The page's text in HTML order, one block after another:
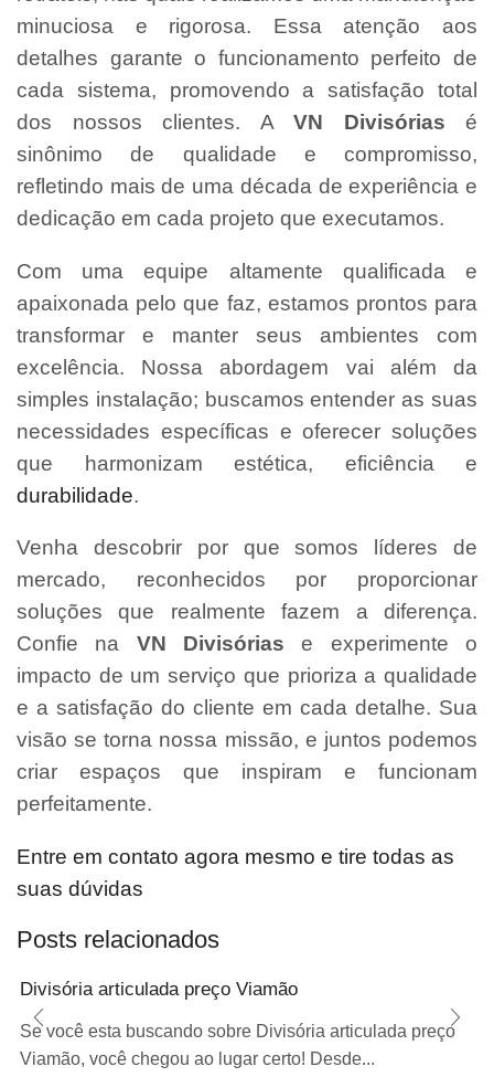
minuciosa e rigorosa. Essa atenção aos
detalhes garante o funcionamento perfeito de
cada sistema, promovendo a satisfação total
dos nossos clientes. A VN Divisórias é
sinônimo de qualidade e compromisso,
refletindo mais de uma década de experiência e
dedicação em cada projeto que executamos.
Com uma equipe altamente qualificada e
apaixonada pelo que faz, estamos prontos para
transformar e manter seus ambientes com
excelência. Nossa abordagem vai além da
simples instalação; buscamos entender as suas
necessidades específicas e oferecer soluções
que harmonizam estética, eficiência e
durabilidade.
Venha descobrir por que somos líderes de
mercado, reconhecidos por proporcionar
soluções que realmente fazem a diferença.
Confie na VN Divisórias e experimente o
impacto de um serviço que prioriza a qualidade
e a satisfação do cliente em cada detalhe. Sua
visão se torna nossa missão, e juntos podemos
criar espaços que inspiram e funcionam
perfeitamente.
Entre em contato agora mesmo e tire todas as
suas dúvidas
Posts relacionados
Divisória articulada preço Viamão
Se você esta buscando sobre Divisória articulada preço
Viamão, você chegou ao lugar certo! Desde...